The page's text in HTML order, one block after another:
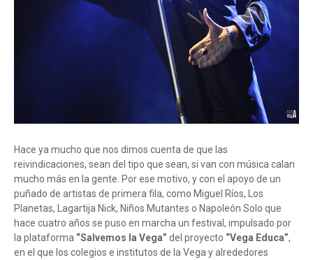
Hace ya mucho que nos dimos cuenta de que las
reivindicaciones, sean del tipo que sean, si van con música calan
mucho más en la gente. Por ese motivo, y con el apoyo de un
puñado de artistas de primera fila, como Miguel Ríos, Los
Planetas, Lagartija Nick, Niños Mutantes o Napoleón Solo que
hace cuatro años se puso en marcha un festival, impulsado por
la plataforma “Salvemos la Vega” del proyecto “Vega Educa”,
en el que los colegios e institutos de la Vega y alrededores